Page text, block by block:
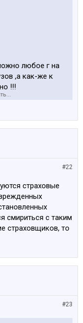
любое г на
,а как-же к
!!!
имхо
#22
страховые
смириться с таким
страховщиков, то
#23